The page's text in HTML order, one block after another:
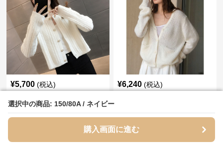
選択中の商品: 150/80A / ネイビー
購入画面に進む
選択中の商品: 150/80A / ネイビー
購入画面に進む
¥5,700 (税込)
ーブル編みショート丈シャギー
カーディガン
¥6,240 (税込)